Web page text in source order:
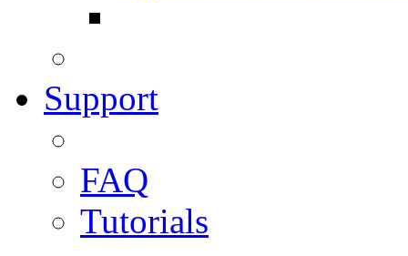
Support
FAQ
Tutorials